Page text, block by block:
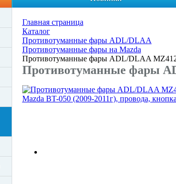
Главная страница
Каталог
Противотуманные фары ADL/DLAA
Противотуманные фары на Mazda
Противотуманные фары ADL/DLAA MZ412
Противотуманные фары